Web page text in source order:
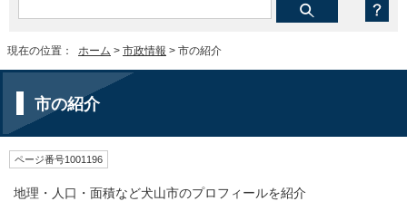
現在の位置： ホーム > 市政情報 > 市の紹介
市の紹介
ページ番号1001196
地理・人口・面積など犬山市のプロフィールを紹介